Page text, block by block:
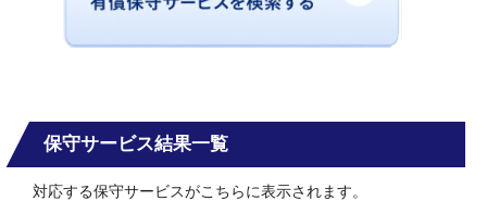
保守サービス結果一覧
対応する保守サービスがこちらに表示されます。